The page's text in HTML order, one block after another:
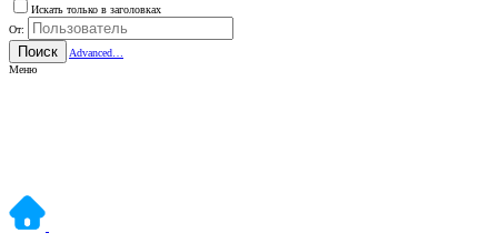
Искать только в заголовках
От:
Поиск
Advanced…
Меню